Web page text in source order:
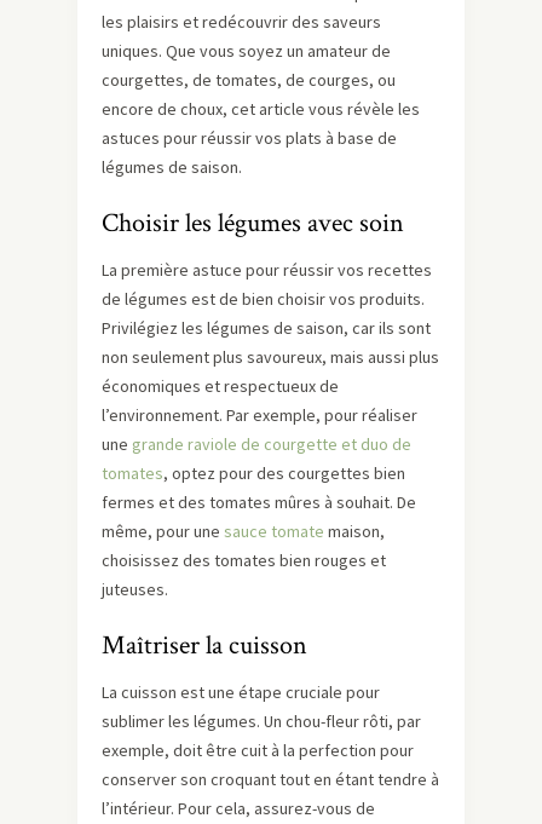
les plaisirs et redécouvrir des saveurs
uniques. Que vous soyez un amateur de
courgettes, de tomates, de courges, ou
encore de choux, cet article vous révèle les
astuces pour réussir vos plats à base de
légumes de saison.
Choisir les légumes avec soin
La première astuce pour réussir vos recettes
de légumes est de bien choisir vos produits.
Privilégiez les légumes de saison, car ils sont
non seulement plus savoureux, mais aussi plus
économiques et respectueux de
l’environnement. Par exemple, pour réaliser
une grande raviole de courgette et duo de
tomates, optez pour des courgettes bien
fermes et des tomates mûres à souhait. De
même, pour une sauce tomate maison,
choisissez des tomates bien rouges et
juteuses.
Maîtriser la cuisson
La cuisson est une étape cruciale pour
sublimer les légumes. Un chou-fleur rôti, par
exemple, doit être cuit à la perfection pour
conserver son croquant tout en étant tendre à
l’intérieur. Pour cela, assurez-vous de